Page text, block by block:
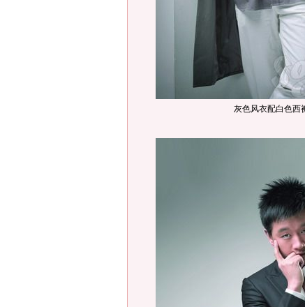
灰色风衣配白色西